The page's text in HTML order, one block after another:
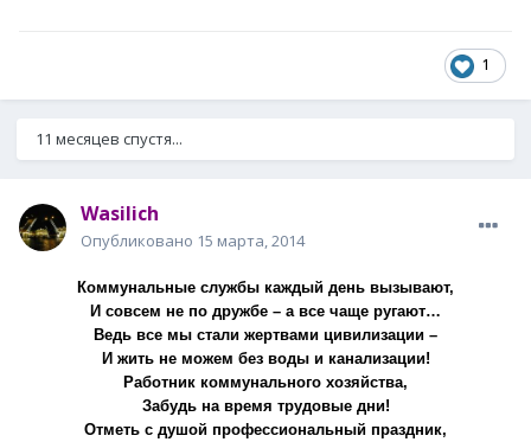
1
11 месяцев спустя...
Wasilich
Опубликовано 15 марта, 2014
Коммунальные службы каждый день вызывают,
И совсем не по дружбе – а все чаще ругают…
Ведь все мы стали жертвами цивилизации –
И жить не можем без воды и канализации!
Работник коммунального хозяйства,
Забудь на время трудовые дни!
Отметь с душой профессиональный праздник,